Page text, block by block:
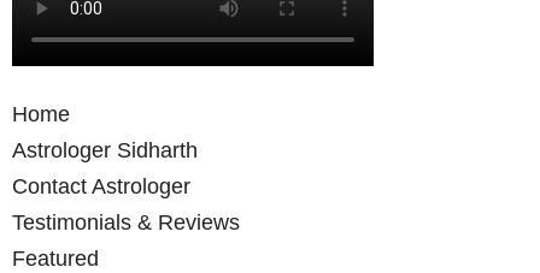
Home
Astrologer Sidharth
Contact Astrologer
Testimonials & Reviews
Featured